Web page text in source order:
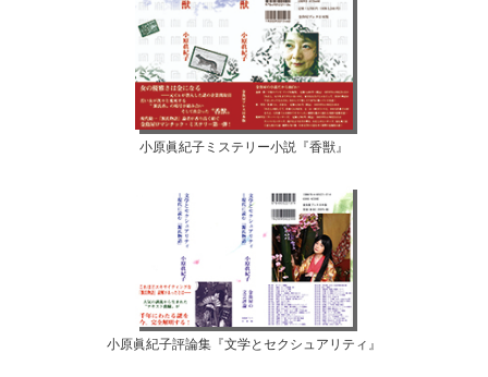
小原眞紀子ミステリー小説『香獣』
小原眞紀子評論集『文学とセクシュアリティ』